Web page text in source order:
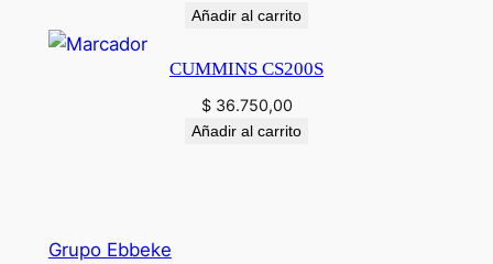
Añadir al carrito
CUMMINS CS200S
$36.750,00
Añadir al carrito
Grupo Ebbeke